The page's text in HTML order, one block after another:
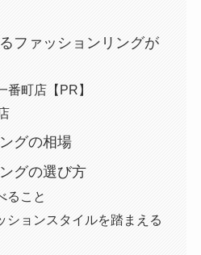
ファッションリングが
番町店【PR】
グの相場
グの選び方
ること
ションスタイルを踏まえる